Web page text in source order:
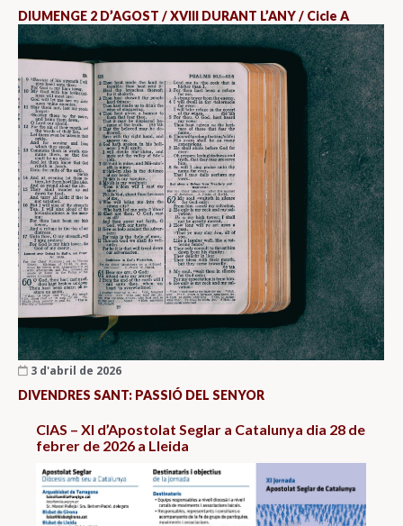
DIUMENGE 2 D’AGOST / XVIII DURANT L’ANY / Cicle A
3 d'abril de 2026
DIVENDRES SANT: PASSIÓ DEL SENYOR
CIAS – XI d’Apostolat Seglar a Catalunya dia 28 de
febrer de 2026 a Lleida